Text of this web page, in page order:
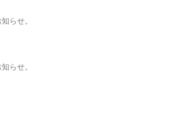
らせ。
らせ。